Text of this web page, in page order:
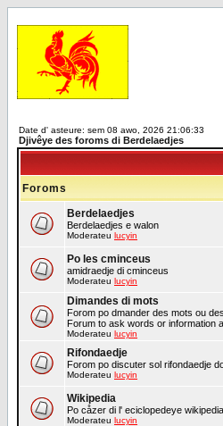
Date d' asteure: sem 08 awo, 2026 21:06:33
Djivêye des foroms di Berdelaedjes
Foroms
Berdelaedjes
Berdelaedjes e walon
Moderateu lucyin
Po les cminceus
amidraedje di cminceus
Moderateu lucyin
Dimandes di mots
Forom po dmander des mots ou
Forum to ask words or information
Moderateu lucyin
Rifondaedje
Forom po discuter sol rifondaedje
Moderateu lucyin
Wikipedia
Po cåzer di l' eciclopedeye wikipedia
Moderateu lucyin